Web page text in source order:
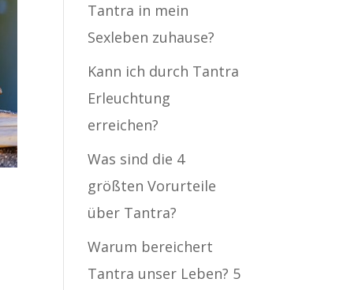
Tantra in mein
Sexleben zuhause?
Kann ich durch Tantra
Erleuchtung
erreichen?
Was sind die 4
größten Vorurteile
über Tantra?
Warum bereichert
Tantra unser Leben? 5